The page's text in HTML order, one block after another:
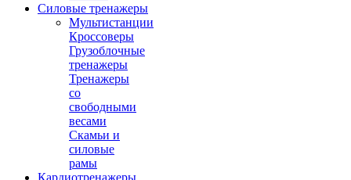
Силовые тренажеры
Мультистанции
Кроссоверы
Грузоблочные
тренажеры
Тренажеры
со
свободными
весами
Скамьи и
силовые
рамы
Кардиотренажеры